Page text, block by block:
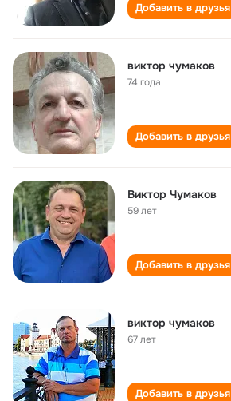
Добавить в друзья
виктор чумаков
74 года
Добавить в друзья
Виктор Чумаков
59 лет
Добавить в друзья
виктор чумаков
67 лет
Добавить в друзья